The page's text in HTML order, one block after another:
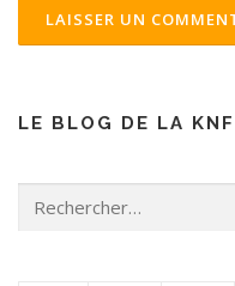
LE BLOG DE LA KNF